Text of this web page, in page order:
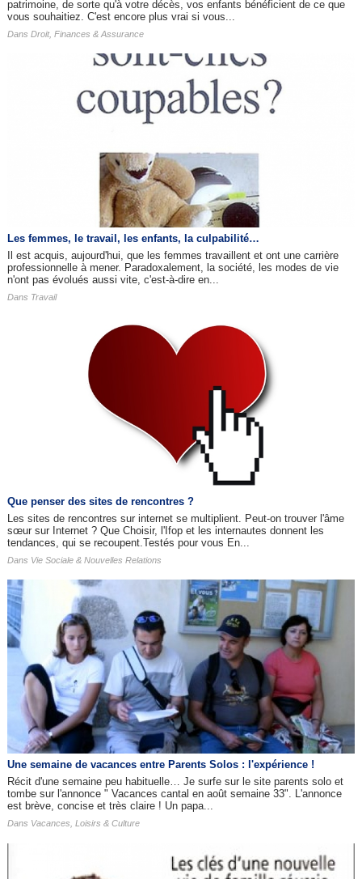
patrimoine, de sorte qu'à votre décès, vos enfants bénéficient de ce que
vous souhaitiez. C'est encore plus vrai si vous...
Dans Droit, Finances & Assurance
Les femmes, le travail, les enfants, la culpabilité…
Il est acquis, aujourd'hui, que les femmes travaillent et ont une carrière
professionnelle à mener. Paradoxalement, la société, les modes de vie
n'ont pas évolués aussi vite, c'est-à-dire en...
Dans Travail
Que penser des sites de rencontres ?
Les sites de rencontres sur internet se multiplient. Peut-on trouver l'âme
sœur sur Internet ? Que Choisir, l'Ifop et les internautes donnent les
tendances, qui se recoupent.Testés pour vous En...
Dans Vie Sociale & Nouvelles Relations
Une semaine de vacances entre Parents Solos : l'expérience !
Récit d'une semaine peu habituelle… Je surfe sur le site parents solo et
tombe sur l'annonce " Vacances cantal en août semaine 33". L'annonce
est brève, concise et très claire ! Un papa...
Dans Vacances, Loisirs & Culture